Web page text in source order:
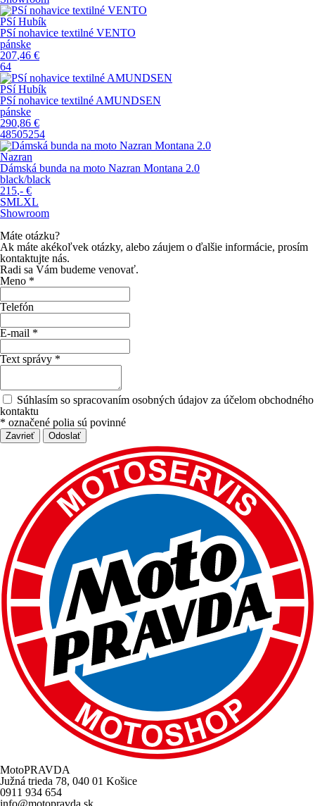
PSí Hubík
PSí nohavice textilné VENTO
pánske
207,46 €
64
PSí Hubík
PSí nohavice textilné AMUNDSEN
pánske
290,86 €
48505254
Nazran
Dámská bunda na moto Nazran Montana 2.0
black/black
215,- €
SMLXL
Showroom
Máte otázku?
Ak máte akékoľvek otázky, alebo záujem o ďalšie informácie, prosím
kontaktujte nás.
Radi sa Vám budeme venovať.
Meno *
Telefón
E-mail *
Text správy *
Súhlasím so spracovaním osobných údajov za účelom obchodného
kontaktu
* označené polia sú povinné
Zavrieť Odoslať
MotoPRAVDA
Južná trieda 78, 040 01 Košice
0911 934 654
info@motopravda.sk